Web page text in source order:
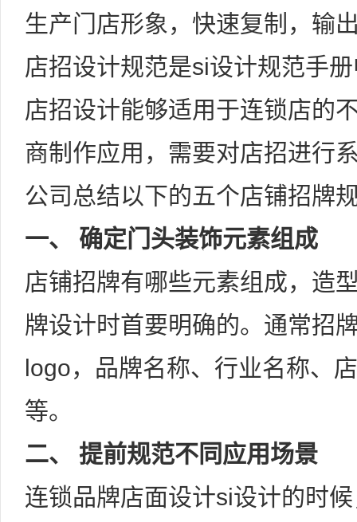
生产门店形象，快速复制，输
店招设计规范是si设计规范手
店招设计能够适用于连锁店的
商制作应用，需要对店招进行
公司总结以下的五个店铺招牌
一、 确定门头装饰元素组成
店铺招牌有哪些元素组成，造
牌设计时首要明确的。通常招
logo，品牌名称、行业名称、
等。
二、 提前规范不同应用场景
连锁品牌店面设计si设计的时